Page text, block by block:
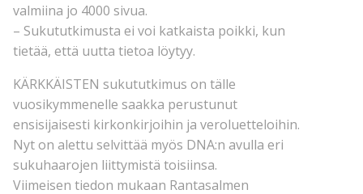
valmiina jo 4000 sivua.
– Sukututkimusta ei voi katkaista poikki, kun
tietää, että uutta tietoa löytyy.
KÄRKKÄISTEN sukututkimus on tälle
vuosikymmenelle saakka perustunut
ensisijaisesti kirkonkirjoihin ja veroluetteloihin.
Nyt on alettu selvittää myös DNA:n avulla eri
sukuhaarojen liittymistä toisiinsa.
Viimeisen tiedon mukaan Rantasalmen